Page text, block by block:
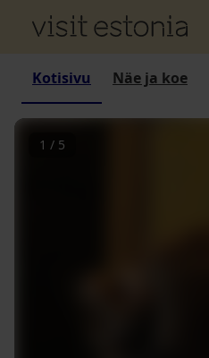
Kotisivu Näe ja koe
1 / 5